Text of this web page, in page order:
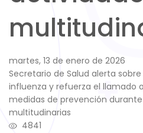
martes, 13 de enero de 2026
Secretario de Salud alerta
influenza y refuerza el llamado
medidas de prevención
multitudinarias
4841